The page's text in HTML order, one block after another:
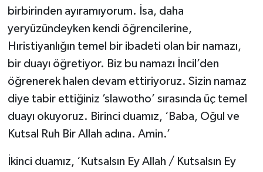
birbirinden ayıramıyorum. İsa, daha
yeryüzündeyken kendi öğrencilerine,
Hıristiyanlığın temel bir ibadeti olan bir namazı,
bir duayı öğretiyor. Biz bu namazı İncil’den
öğrenerek halen devam ettiriyoruz. Sizin namaz
diye tabir ettiğiniz ’slawotho’ sırasında üç temel
duayı okuyoruz. Birinci duamız, ‘Baba, Oğul ve
Kutsal Ruh Bir Allah adına. Amin.’
İkinci duamız, ‘Kutsalsın Ey Allah / Kutsalsın Ey